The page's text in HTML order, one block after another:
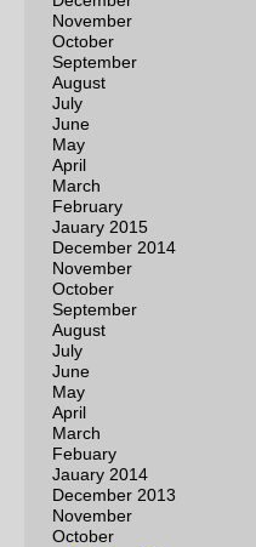
November
October
September
August
July
June
May
April
March
February
Jauary 2015
December 2014
November
October
September
August
July
June
May
April
March
Febuary
Jauary 2014
December 2013
November
October